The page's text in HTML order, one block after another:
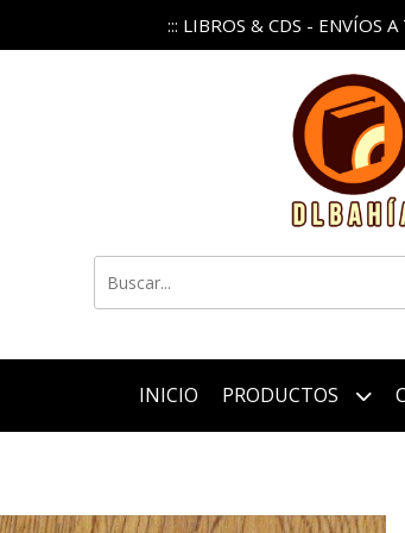
::: LIBROS & CDS - ENVÍOS
INICIO PRODUCTOS